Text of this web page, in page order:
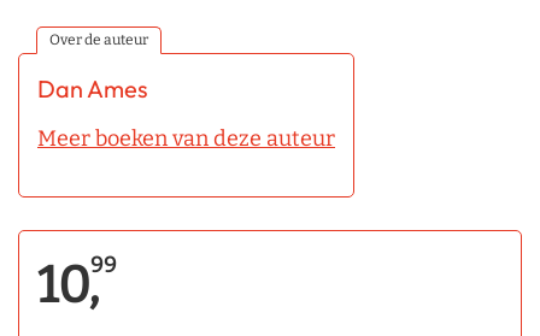
Over de auteur
Dan Ames
Meer boeken van deze auteur
10,99